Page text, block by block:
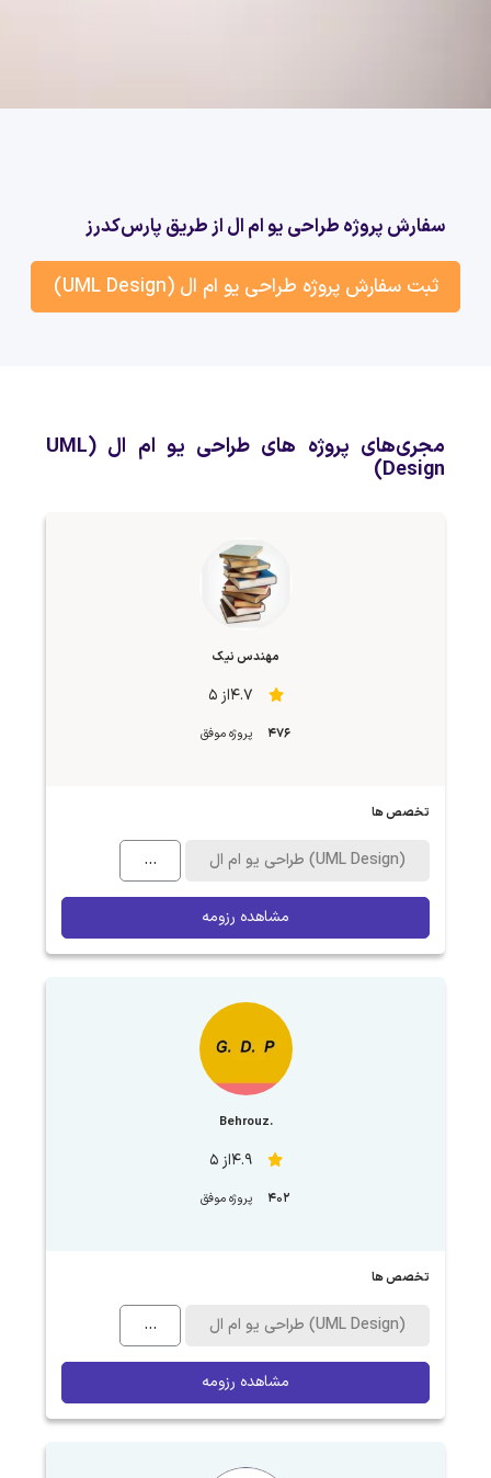
سفارش پروژه طراحی یو ام ال از طریق پارس‌کدرز
ثبت سفارش پروژه طراحی یو ام ال (UML Design)
مجری‌های پروژه های طراحی یو ام ال (UML
Design)
مهندس نیک
4.7از 5
476 پروژه موفق
تخصص ها
طراحی یو ام ال (UML Design) ...
مشاهده رزومه
.Behrouz
4.9از 5
402 پروژه موفق
تخصص ها
طراحی یو ام ال (UML Design) ...
مشاهده رزومه